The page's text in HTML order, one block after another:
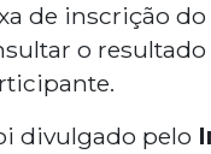
de inscrição do
o resultado
divulgado pelo